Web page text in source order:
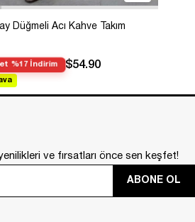
Düğmeli Acı Kahve Takım
%17 İndirim $54.90
ve fırsatları önce sen keşfet!
ABONE OL